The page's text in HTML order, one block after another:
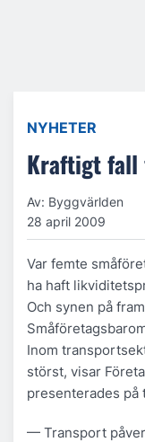
NYHETER
Kraftigt fall
Av: Byggvärlden
28 april 2009
Var femte
ha haft
Och synen på
Inom
störst, visar
presenterades på
— Transport